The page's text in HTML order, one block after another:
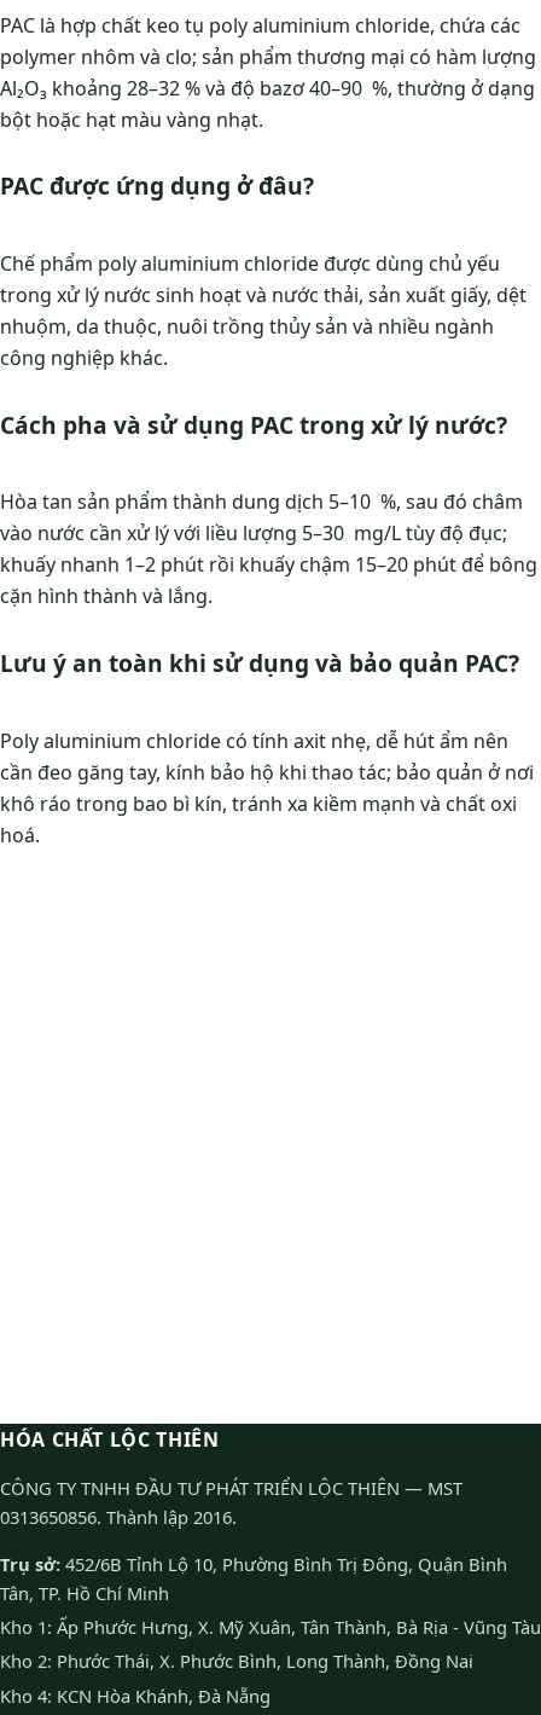
PAC là hợp chất keo tụ poly aluminium chloride, chứa các
polymer nhôm và clo; sản phẩm thương mại có hàm lượng
Al₂O₃ khoảng 28–32 % và độ bazơ 40–90 %, thường ở dạng
bột hoặc hạt màu vàng nhạt.
PAC được ứng dụng ở đâu?
Chế phẩm poly aluminium chloride được dùng chủ yếu
trong xử lý nước sinh hoạt và nước thải, sản xuất giấy, dệt
nhuộm, da thuộc, nuôi trồng thủy sản và nhiều ngành
công nghiệp khác.
Cách pha và sử dụng PAC trong xử lý nước?
Hòa tan sản phẩm thành dung dịch 5–10 %, sau đó châm
vào nước cần xử lý với liều lượng 5–30 mg/L tùy độ đục;
khuấy nhanh 1–2 phút rồi khuấy chậm 15–20 phút để bông
cặn hình thành và lắng.
Lưu ý an toàn khi sử dụng và bảo quản PAC?
Poly aluminium chloride có tính axit nhẹ, dễ hút ẩm nên
cần đeo găng tay, kính bảo hộ khi thao tác; bảo quản ở nơi
khô ráo trong bao bì kín, tránh xa kiềm mạnh và chất oxi
hoá.
HÓA CHẤT LỘC THIÊN
CÔNG TY TNHH ĐẦU TƯ PHÁT TRIỂN LỘC THIÊN — MST
0313650856. Thành lập 2016.
Trụ sở: 452/6B Tỉnh Lộ 10, Phường Bình Trị Đông, Quận Bình
Tân, TP. Hồ Chí Minh
Kho 1: Ấp Phước Hưng, X. Mỹ Xuân, Tân Thành, Bà Rịa - Vũng Tàu
Kho 2: Phước Thái, X. Phước Bình, Long Thành, Đồng Nai
Kho 4: KCN Hòa Khánh, Đà Nẵng